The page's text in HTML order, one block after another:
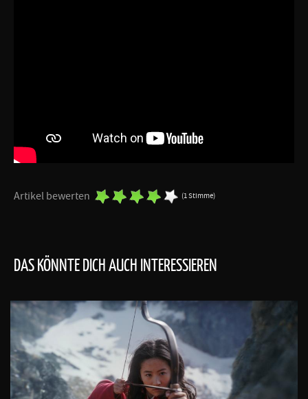
Artikel bewerten (1 Stimme)
DAS KÖNNTE DICH AUCH INTERESSIEREN